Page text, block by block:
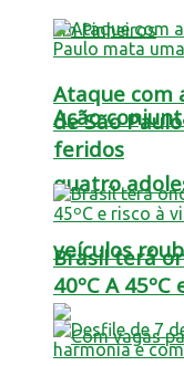
Ação
quatro
veículos
Ataque com
de São
feridos
Brasil terá
40ºC A